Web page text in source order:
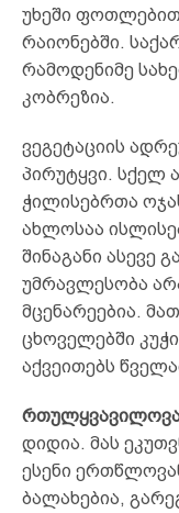
უხეში
რაიონებში.
რამოდენიმე
კობრეზია.
ვეგეტაციის
პირუტყვი. სქელ
ჭილისებრთა
ახლოსაა
შინაგანი ასევე
უმრავლესობა
მცენარეებია.
ცხოველებში
აქვეითებს
დიდია. მას
ესენი
ბალახებია,